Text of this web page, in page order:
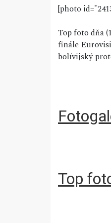
[photo
Top foto dňa
finále
bolívijský
Top